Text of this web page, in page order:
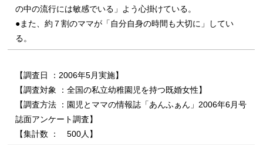
の中の流行には敏感でいる」よう心掛けている。
●また、約７割のママが「自分自身の時間も大切に」してい
る。
【調査日 ：2006年5月実施】
【調査対象 ：全国の私立幼稚園児を持つ既婚女性】
【調査方法 ：園児とママの情報誌「あんふぁん」2006年6月号
誌面アンケート調査】
【集計数 ： 500人】